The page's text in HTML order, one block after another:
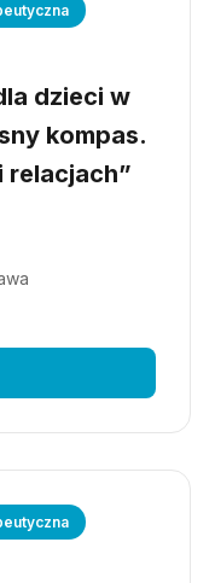
dzieci w
kompas.
relacjach”